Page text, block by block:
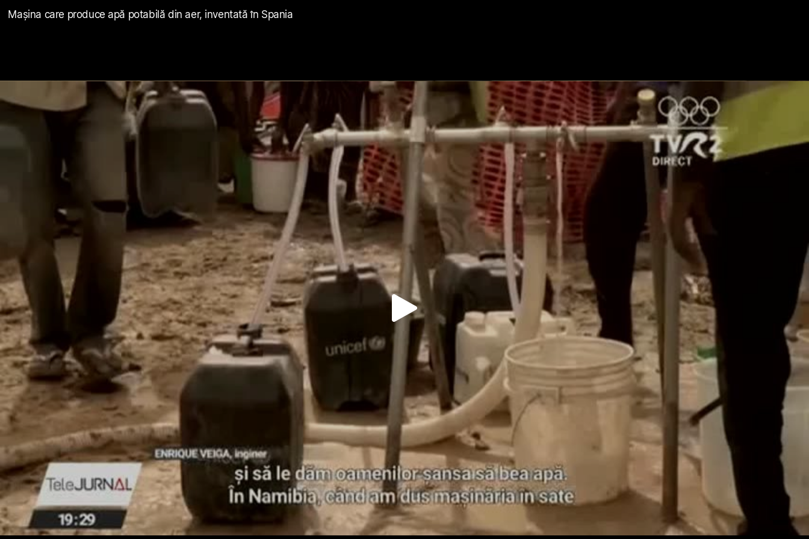
Play
Video
Mașina care produce apă potabilă din aer, inventată în Spania